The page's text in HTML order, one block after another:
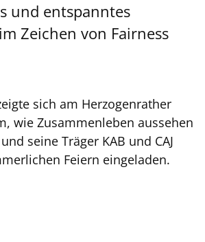
und entspanntes
Zeichen von Fairness
sich am Herzogenrather
wie Zusammenleben aussehen
seine Träger KAB und CAJ
Feiern eingeladen.